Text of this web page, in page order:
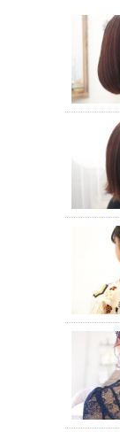
ィ
ン
ド
ウ
で
開
き
す)